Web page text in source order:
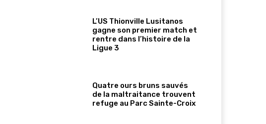
L’US Thionville Lusitanos
gagne son premier match et
rentre dans l’histoire de la
Ligue 3
Quatre ours bruns sauvés
de la maltraitance trouvent
refuge au Parc Sainte-Croix